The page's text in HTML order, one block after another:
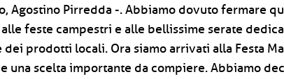
Agostino Pirredda -. Abbiamo dovuto fermare
feste campestri e alle bellissime serate
prodotti locali. Ora siamo arrivati alla Festa
una scelta importante da compiere. Abbiamo